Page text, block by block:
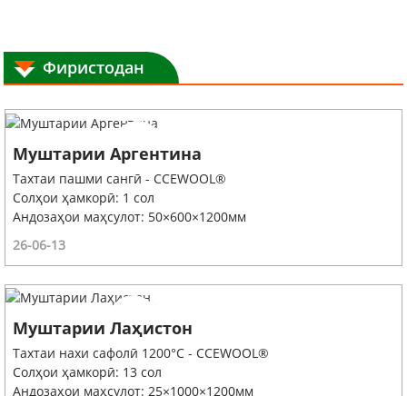
Фиристодан
Муштарии Аргентина
Тахтаи пашми сангӣ - CCEWOOL®
Солҳои ҳамкорӣ: 1 сол
Андозаҳои маҳсулот: 50×600×1200мм
26-06-13
Муштарии Лаҳистон
Тахтаи нахи сафолӣ 1200°C - CCEWOOL®
Солҳои ҳамкорӣ: 13 сол
Андозаҳои маҳсулот: 25×1000×1200мм